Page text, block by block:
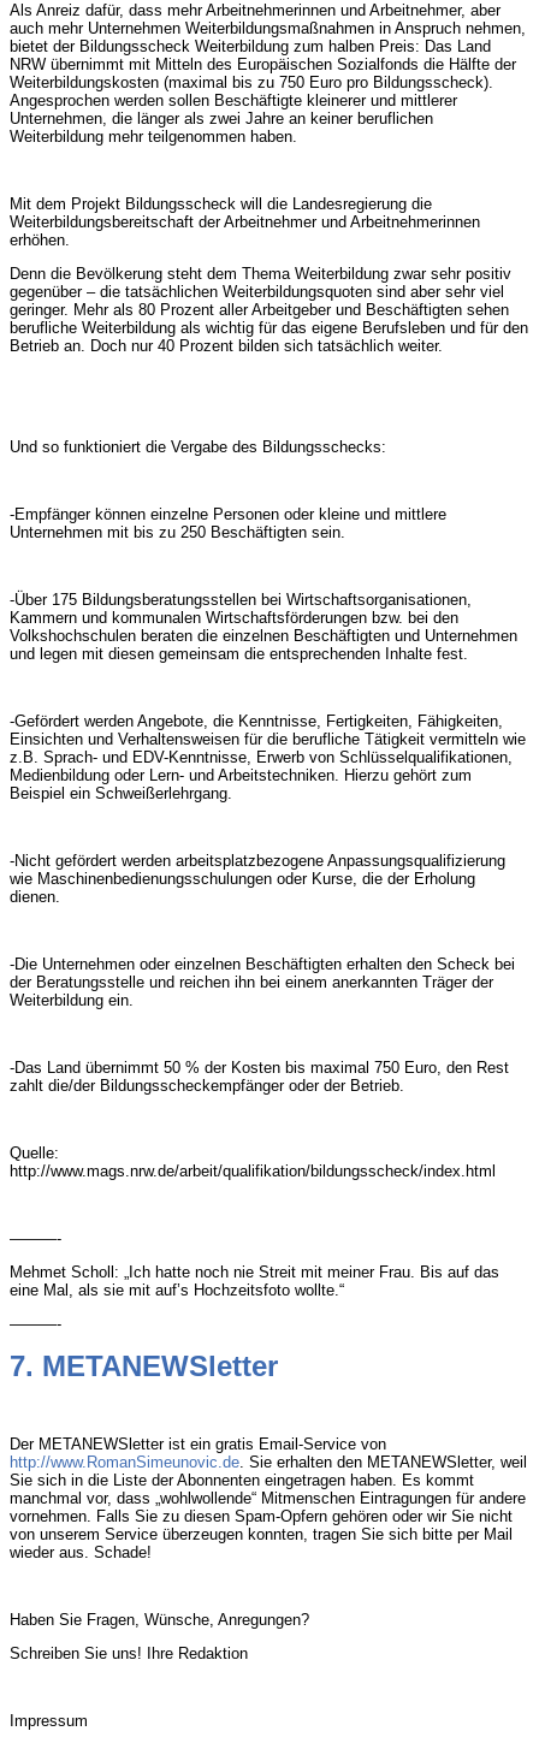
Als Anreiz dafür, dass mehr Arbeitnehmerinnen und Arbeitnehmer, aber
auch mehr Unternehmen Weiterbildungsmaßnahmen in Anspruch nehmen,
bietet der Bildungsscheck Weiterbildung zum halben Preis: Das Land
NRW übernimmt mit Mitteln des Europäischen Sozialfonds die Hälfte der
Weiterbildungskosten (maximal bis zu 750 Euro pro Bildungsscheck).
Angesprochen werden sollen Beschäftigte kleinerer und mittlerer
Unternehmen, die länger als zwei Jahre an keiner beruflichen
Weiterbildung mehr teilgenommen haben.
Mit dem Projekt Bildungsscheck will die Landesregierung die
Weiterbildungsbereitschaft der Arbeitnehmer und Arbeitnehmerinnen
erhöhen.
Denn die Bevölkerung steht dem Thema Weiterbildung zwar sehr positiv
gegenüber – die tatsächlichen Weiterbildungsquoten sind aber sehr viel
geringer. Mehr als 80 Prozent aller Arbeitgeber und Beschäftigten sehen
berufliche Weiterbildung als wichtig für das eigene Berufsleben und für den
Betrieb an. Doch nur 40 Prozent bilden sich tatsächlich weiter.
Und so funktioniert die Vergabe des Bildungsschecks:
-Empfänger können einzelne Personen oder kleine und mittlere
Unternehmen mit bis zu 250 Beschäftigten sein.
-Über 175 Bildungsberatungsstellen bei Wirtschaftsorganisationen,
Kammern und kommunalen Wirtschaftsförderungen bzw. bei den
Volkshochschulen beraten die einzelnen Beschäftigten und Unternehmen
und legen mit diesen gemeinsam die entsprechenden Inhalte fest.
-Gefördert werden Angebote, die Kenntnisse, Fertigkeiten, Fähigkeiten,
Einsichten und Verhaltensweisen für die berufliche Tätigkeit vermitteln wie
z.B. Sprach- und EDV-Kenntnisse, Erwerb von Schlüsselqualifikationen,
Medienbildung oder Lern- und Arbeitstechniken. Hierzu gehört zum
Beispiel ein Schweißerlehrgang.
-Nicht gefördert werden arbeitsplatzbezogene Anpassungsqualifizierung
wie Maschinenbedienungsschulungen oder Kurse, die der Erholung
dienen.
-Die Unternehmen oder einzelnen Beschäftigten erhalten den Scheck bei
der Beratungsstelle und reichen ihn bei einem anerkannten Träger der
Weiterbildung ein.
-Das Land übernimmt 50 % der Kosten bis maximal 750 Euro, den Rest
zahlt die/der Bildungsscheckempfänger oder der Betrieb.
Quelle:
http://www.mags.nrw.de/arbeit/qualifikation/bildungsscheck/index.html
———-
Mehmet Scholl: „Ich hatte noch nie Streit mit meiner Frau. Bis auf das
eine Mal, als sie mit auf’s Hochzeitsfoto wollte.“
———-
7. METANEWSletter
Der METANEWSletter ist ein gratis Email-Service von
http://www.RomanSimeunovic.de . Sie erhalten den METANEWSletter, weil
Sie sich in die Liste der Abonnenten eingetragen haben. Es kommt
manchmal vor, dass „wohlwollende“ Mitmenschen Eintragungen für andere
vornehmen. Falls Sie zu diesen Spam-Opfern gehören oder wir Sie nicht
von unserem Service überzeugen konnten, tragen Sie sich bitte per Mail
wieder aus. Schade!
Haben Sie Fragen, Wünsche, Anregungen?
Schreiben Sie uns! Ihre Redaktion
Impressum